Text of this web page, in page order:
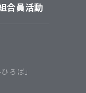
合員活動
ろば」